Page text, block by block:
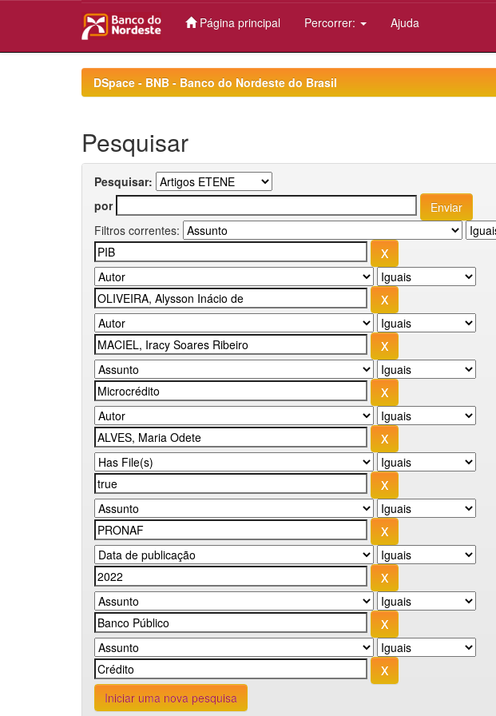
Página principal Percorrer: Ajuda
DSpace - BNB - Banco do Nordeste do Brasil
Pesquisar
Pesquisar:
por
Filtros correntes:
Iniciar uma nova pesquisa